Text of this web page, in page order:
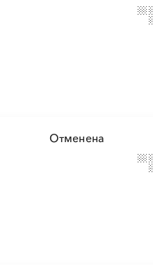
Отменена